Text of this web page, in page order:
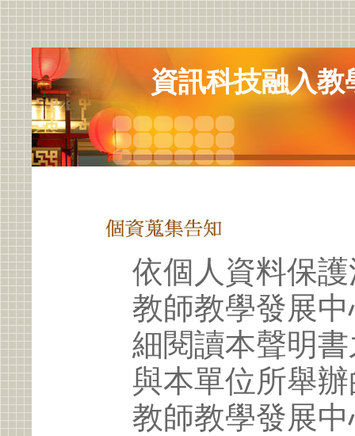
資訊科技融入
依個人資料保
教師教學發展
細閱讀本聲明
與本單位所舉
教師教學發展